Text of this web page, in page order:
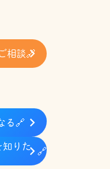
相談🔗
る 🔗
知りた
🔗